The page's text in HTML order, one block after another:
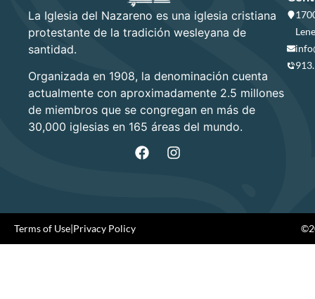
La Iglesia del Nazareno es una iglesia cristiana
protestante de la tradición wesleyana de
santidad.
Organizada en 1908, la denominación cuenta
actualmente con aproximadamente 2.5 millones
de miembros que se congregan en más de
30,000 iglesias en 165 áreas del mundo.
Terms of Use|Privacy Policy